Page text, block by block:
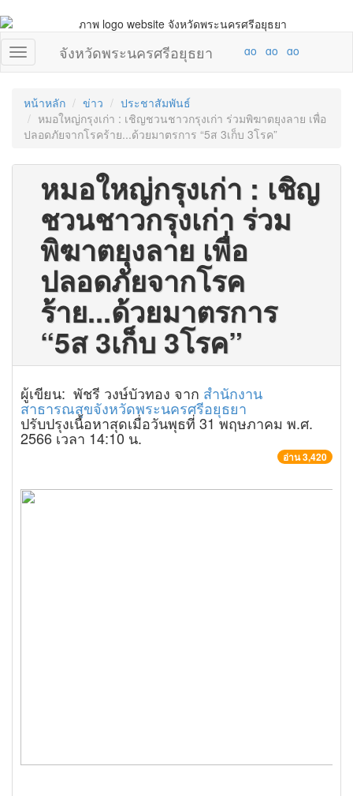
จังหวัดพระนครศรีอยุธยา
หน้าหลัก ข่าว
ประชาสัมพันธ์
หมอใหญ่กรุงเก่า : เชิญชวนชาวกรุงเก่า ร่วมพิฆาตยุงลาย เพื่อ
ปลอดภัยจากโรคร้าย...ด้วยมาตรการ “5ส 3เก็บ 3โรค”
หมอใหญ่กรุงเก่า : เชิญ
ชวนชาวกรุงเก่า ร่วม
พิฆาตยุงลาย เพื่อ
ปลอดภัยจากโรค
ร้าย...ด้วยมาตรการ
“5ส 3เก็บ 3โรค”
ผู้เขียน: พัชรี วงษ์บัวทอง จาก สำนักงาน
สาธารณสุขจังหวัดพระนครศรีอยุธยา
ปรับปรุงเนื้อหาสุดเมื่อวันพุธที่ 31 พฤษภาคม พ.ศ.
2566 เวลา 14:10 น.
อ่าน 3,420